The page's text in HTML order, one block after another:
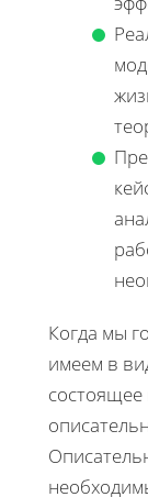
Когда мы
имеем в
состоящее